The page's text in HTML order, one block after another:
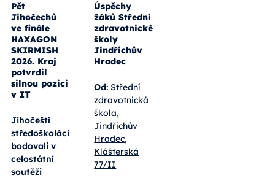
Pět
Jihočechů
ve finále
HAXAGON
SKIRMISH
2026. Kraj
potvrdil
silnou pozici
v IT
Jihočeští
středoškoláci
bodovali v
celostátní
soutěži
Úspěchy
žáků Střední
zdravotnické
školy
Jindřichův
Hradec
Od: Střední
zdravotnická
škola,
Jindřichův
Hradec,
Klášterská
77/II